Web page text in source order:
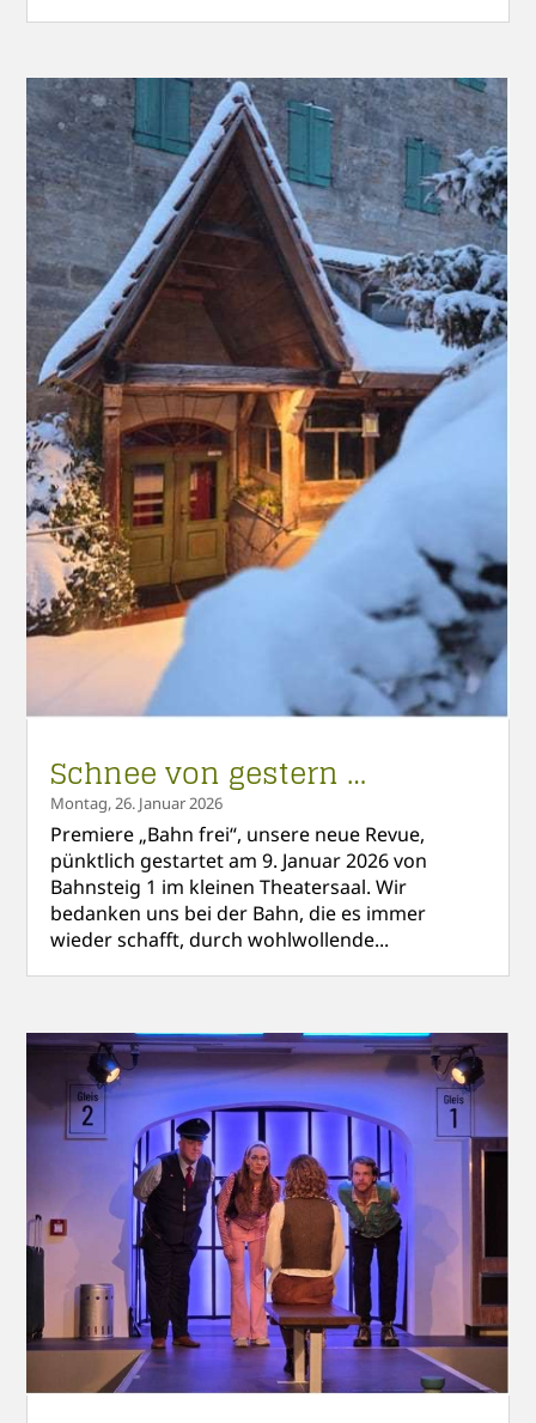
Schnee von gestern …
Montag, 26. Januar 2026
Premiere „Bahn frei“, unsere neue Revue,
pünktlich gestartet am 9. Januar 2026 von
Bahnsteig 1 im kleinen Theatersaal. Wir
bedanken uns bei der Bahn, die es immer
wieder schafft, durch wohlwollende...